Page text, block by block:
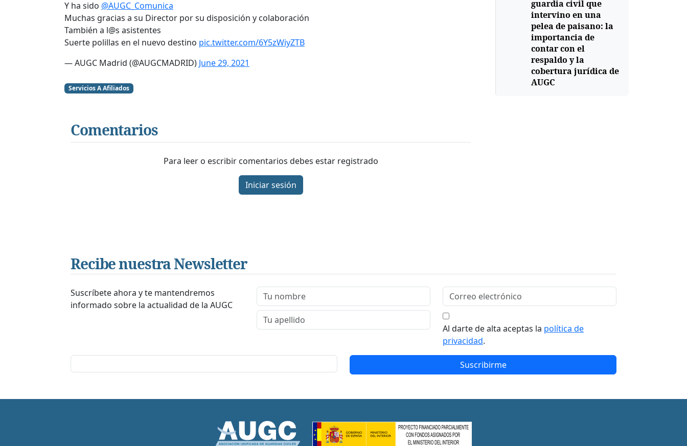
Y ha sido @AUGC_Comunica
Muchas gracias a su Director por su disposición y colaboración
También a l@s asistentes
Suerte polillas en el nuevo destino pic.twitter.com/6Y5zWiyZTB
— AUGC Madrid (@AUGCMADRID) June 29, 2021
Servicios A Afiliados
Comentarios
Para leer o escribir comentarios debes estar registrado
Iniciar sesión
guardia civil que
intervino en una
pelea de paisano: la
importancia de
contar con el
respaldo y la
cobertura jurídica de
AUGC
Recibe nuestra Newsletter
Suscríbete ahora y te mantendremos
informado sobre la actualidad de la AUGC
Al darte de alta aceptas la política de
privacidad.
Suscribirme